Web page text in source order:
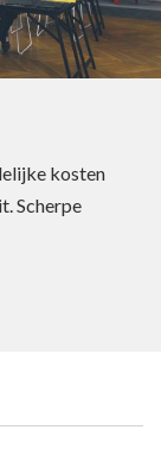
kosten
Scherpe